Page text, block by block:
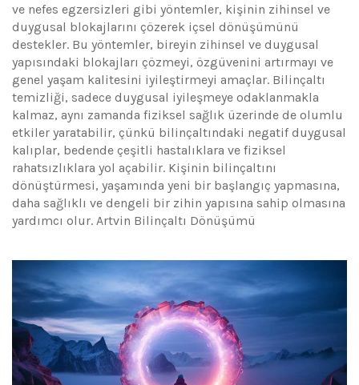
ve nefes egzersizleri gibi yöntemler, kişinin zihinsel ve
duygusal blokajlarını çözerek içsel dönüşümünü
destekler. Bu yöntemler, bireyin zihinsel ve duygusal
yapısındaki blokajları çözmeyi, özgüvenini artırmayı ve
genel yaşam kalitesini iyileştirmeyi amaçlar. Bilinçaltı
temizliği, sadece duygusal iyileşmeye odaklanmakla
kalmaz, aynı zamanda fiziksel sağlık üzerinde de olumlu
etkiler yaratabilir, çünkü bilinçaltındaki negatif duygusal
kalıplar, bedende çeşitli hastalıklara ve fiziksel
rahatsızlıklara yol açabilir. Kişinin bilinçaltını
dönüştürmesi, yaşamında yeni bir başlangıç yapmasına,
daha sağlıklı ve dengeli bir zihin yapısına sahip olmasına
yardımcı olur. Artvin Bilinçaltı Dönüşümü